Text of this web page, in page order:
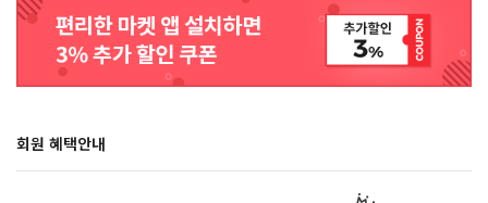
회원 혜택안내